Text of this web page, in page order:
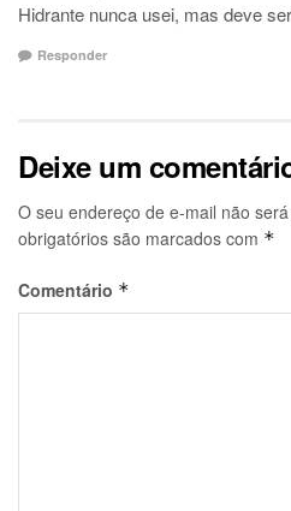
Hidrante nunca usei, mas deve
Responder
Deixe um
O seu endereço de e-mail não
obrigatórios são marcados com *
Comentário *